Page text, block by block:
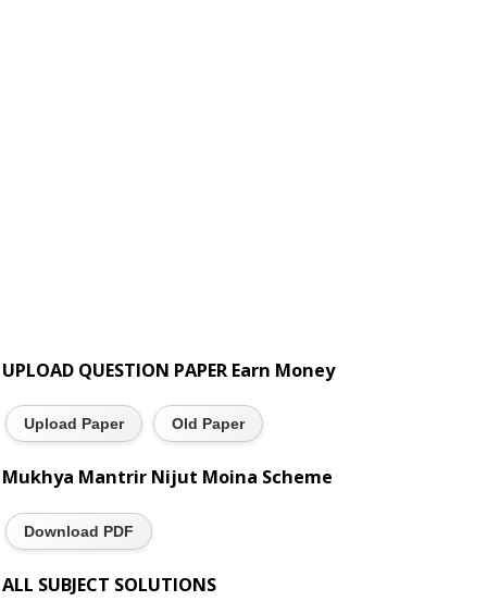
UPLOAD QUESTION PAPER Earn Money
Upload Paper Old Paper
Mukhya Mantrir Nijut Moina Scheme
Download PDF
ALL SUBJECT SOLUTIONS